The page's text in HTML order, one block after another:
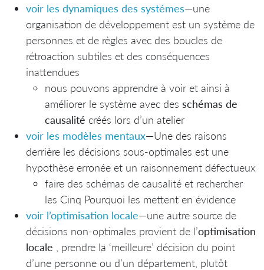
voir les dynamiques des systémes—une
organisation de développement est un système de
personnes et de règles avec des boucles de
rétroaction subtiles et des conséquences
inattendues
nous pouvons apprendre à voir et ainsi à
améliorer le système avec des schémas de
causalité créés lors d’un atelier
voir les modèles mentaux—Une des raisons
derrière les décisions sous-optimales est une
hypothèse erronée et un raisonnement défectueux
faire des schémas de causalité et rechercher
les Cinq Pourquoi les mettent en évidence
voir l’optimisation locale—une autre source de
décisions non-optimales provient de l’optimisation
locale , prendre la ‘meilleure’ décision du point
d’une personne ou d’un département, plutôt